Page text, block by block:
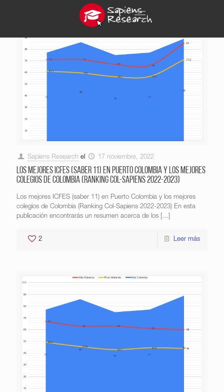
Sapiens Research el 17 noviembre, 2022
Los mejores ICFES (saber 11) en Puerto Colombia y los mejores
colegios de Colombia (Ranking Col-Sapiens 2022-2023)
Los mejores ICFES (saber 11) en Puerto Colombia y los mejores
colegios de Colombia (Ranking Col-Sapiens 2022-2023) En esta
publicación encontrarás un resumen acerca de los […]
2 Leer más